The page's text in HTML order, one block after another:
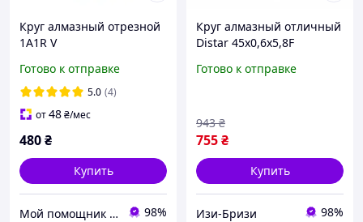
Круг алмазный отрезной
1A1R V
CUT
Готово к отправке
5.0 (4)
от48₴/мес
480₴
Купить
Мой помощник - интернет магазин 98%
Круг алмазный отличный
Distar 45x0,6x5,8F
керамогранит
Готово к отправке
755₴
943 ₴
Купить
Изи-Бризи 98%